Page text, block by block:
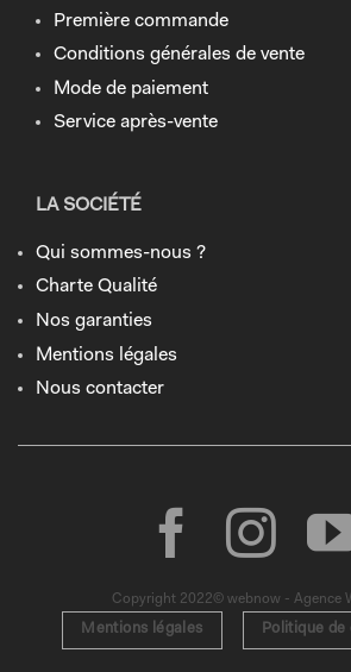
Première commande
Conditions générales de vente
Mode de paiement
Service après-vente
LA SOCIÉTÉ
Qui sommes-nous ?
Charte Qualité
Nos garanties
Mentions légales
Nous contacter
Copyright 2022© webnow - Agence
Mentions légales Politique